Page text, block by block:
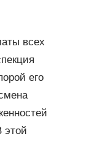
всех
его
этой